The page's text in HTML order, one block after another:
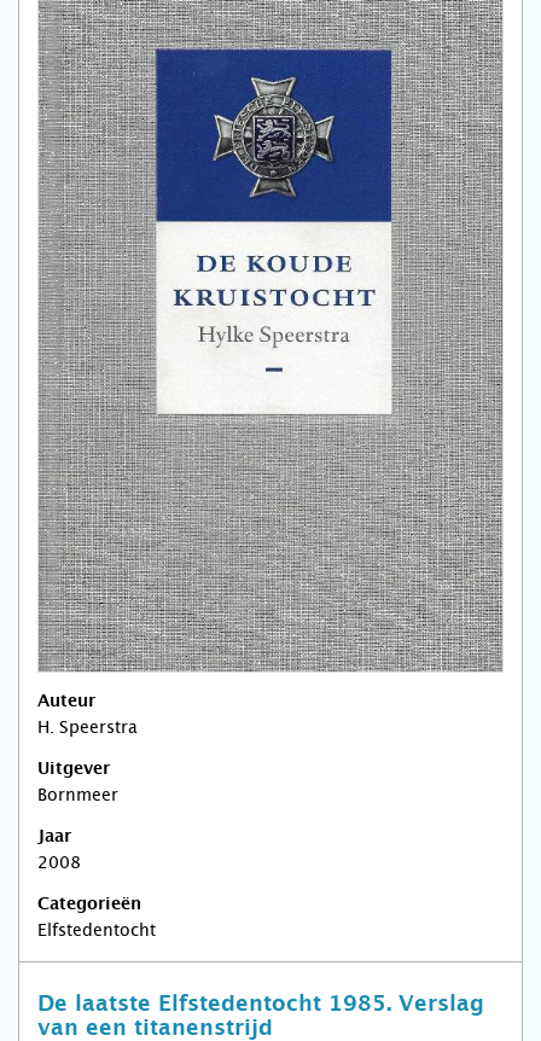
Auteur
H. Speerstra
Uitgever
Bornmeer
Jaar
2008
Categorieën
Elfstedentocht
De laatste Elfstedentocht 1985. Verslag
van een titanenstrijd